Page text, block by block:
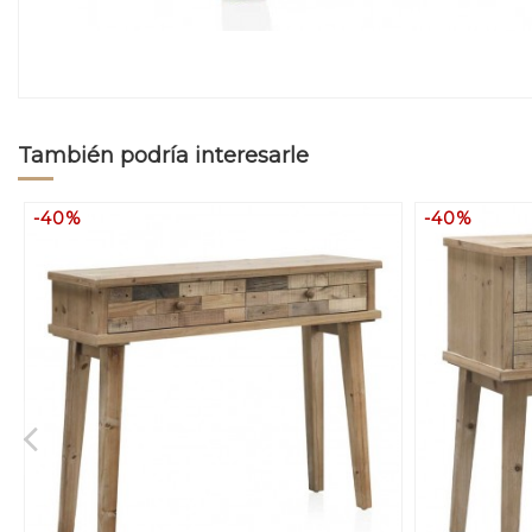
También podría interesarle
-40% -40%